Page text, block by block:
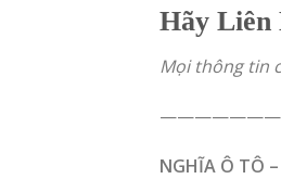
Hãy Liên
Mọi thông tin
NGHĨA Ô TÔ